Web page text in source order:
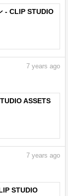
- CLIP STUDIO
7 years ago
ASSETS
7 years ago
STUDIO